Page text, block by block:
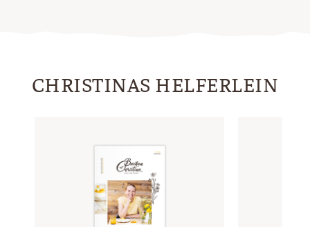
CHRISTINAS HELFERLEIN